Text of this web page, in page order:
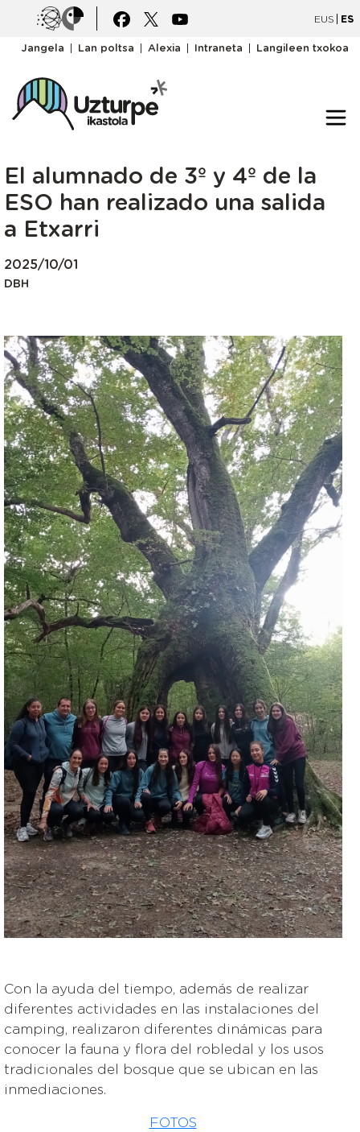
Pasar al contenido principal
IrudiaIrudia EUS ES
goiburukomenua
Jangela Lan poltsa Alexia Intraneta Langileen txokoa
El alumnado de 3º y 4º de la
ESO han realizado una salida
a Etxarri
2025/10/01
DBH
Irudia
Con la ayuda del tiempo, además de realizar
diferentes actividades en las instalaciones del
camping, realizaron diferentes dinámicas para
conocer la fauna y flora del robledal y los usos
tradicionales del bosque que se ubican en las
inmediaciones.
FOTOS